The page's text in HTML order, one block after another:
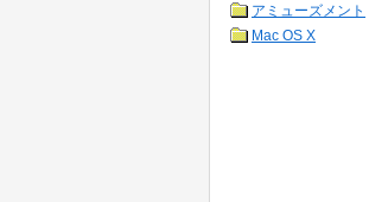
アミューズメント
Mac OS X